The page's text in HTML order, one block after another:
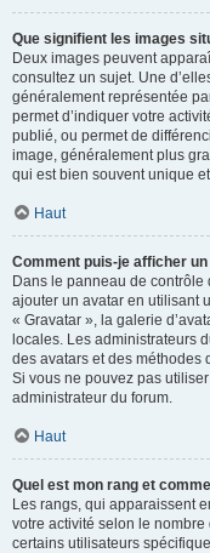
Que signifient les images
Deux images peuvent
consultez un sujet. Une
généralement représentée
permet d’indiquer votre
publié, ou permet de
image, généralement plus
qui est bien souvent unique
Haut
Comment puis-je afficher
Dans le panneau de contrôle
ajouter un avatar en utilisant
« Gravatar », la galerie
locales. Les administrateurs
des avatars et des méthodes
Si vous ne pouvez pas
administrateur du forum.
Haut
Quel est mon rang et
Les rangs, qui apparaissent
votre activité selon le
certains utilisateurs